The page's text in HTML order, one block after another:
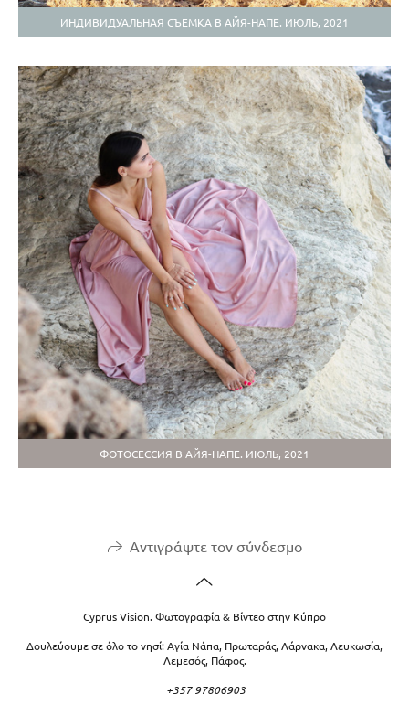
ИНДИВИДУАЛЬНАЯ СЪЕМКА В АЙЯ-НАПЕ. ИЮЛЬ, 2021
ФОТОСЕССИЯ В АЙЯ-НАПЕ. ИЮЛЬ, 2021
Αντιγράψτε τον σύνδεσμο
Cyprus Vision. Φωτογραφία & Βίντεο στην Κύπρο
Δουλεύουμε σε όλο το νησί: Αγία Νάπα, Πρωταράς, Λάρνακα, Λευκωσία,
Λεμεσός, Πάφος.
+357 97806903